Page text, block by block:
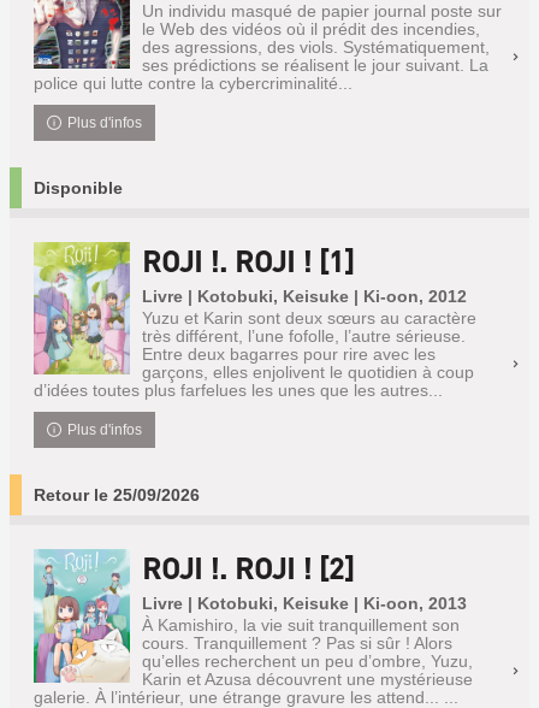
Un individu masqué de papier journal poste sur
le Web des vidéos où il prédit des incendies,
des agressions, des viols. Systématiquement,
ses prédictions se réalisent le jour suivant. La
police qui lutte contre la cybercriminalité...
Plus d'infos
Disponible
ROJI !. ROJI ! [1]
Livre | Kotobuki, Keisuke | Ki-oon, 2012
Yuzu et Karin sont deux sœurs au caractère
très différent, l’une fofolle, l’autre sérieuse.
Entre deux bagarres pour rire avec les
garçons, elles enjolivent le quotidien à coup
d’idées toutes plus farfelues les unes que les autres...
Plus d'infos
Retour le 25/09/2026
ROJI !. ROJI ! [2]
Livre | Kotobuki, Keisuke | Ki-oon, 2013
À Kamishiro, la vie suit tranquillement son
cours. Tranquillement ? Pas si sûr ! Alors
qu’elles recherchent un peu d’ombre, Yuzu,
Karin et Azusa découvrent une mystérieuse
galerie. À l’intérieur, une étrange gravure les attend... ...